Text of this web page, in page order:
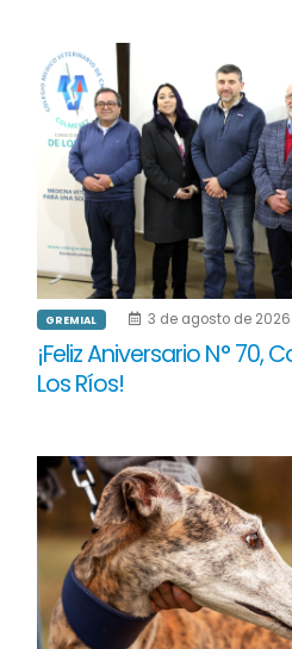
GREMIAL 3 de agosto de 2026
¡Feliz Aniversario N° 70,
Los Ríos!